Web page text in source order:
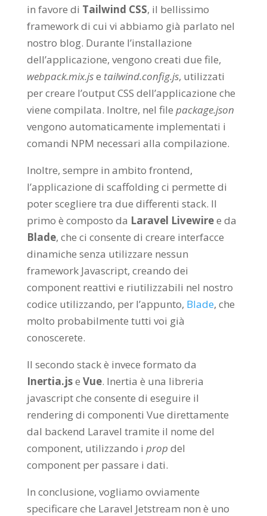
in favore di Tailwind CSS, il bellissimo
framework di cui vi abbiamo già parlato nel
nostro blog. Durante l’installazione
dell’applicazione, vengono creati due file,
webpack.mix.jse tailwind.config.js, utilizzati
per creare l’output CSS dell’applicazione che
viene compilata. Inoltre, nel file package.json
vengono automaticamente implementati i
comandi NPM necessari alla compilazione.
Inoltre, sempre in ambito frontend,
l’applicazione di scaffolding ci permette di
poter scegliere tra due differenti stack. Il
primo è composto da Laravel Livewiree da
Blade, che ci consente di creare interfacce
dinamiche senza utilizzare nessun
framework Javascript, creando dei
component reattivi e riutilizzabili nel nostro
codice utilizzando, per l’appunto, Blade, che
molto probabilmente tutti voi già
conoscerete.
Il secondo stack è invece formato da
Inertia.jse Vue. Inertia è una libreria
javascript che consente di eseguire il
rendering di componenti Vue direttamente
dal backend Laravel tramite il nome del
component, utilizzando i prop del
component per passare i dati.
In conclusione, vogliamo ovviamente
specificare che Laravel Jetstream non è uno